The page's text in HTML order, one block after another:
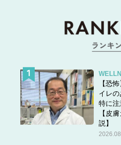
【恐
イレ
特に
【皮
説】